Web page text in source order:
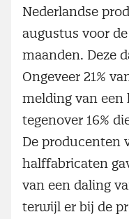
Nederlandse
augustus voor
maanden. Deze
Ongeveer 21%
melding van een
tegenover 16%
De producenten
halffabricaten
van een daling
terwijl er bij de